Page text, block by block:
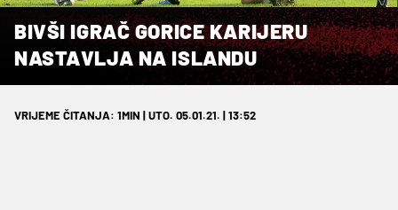
BIVŠI IGRAČ GORICE KARIJERU
NASTAVLJA NA ISLANDU
VRIJEME ČITANJA: 1MIN | UTO. 05.01.21. | 13:52